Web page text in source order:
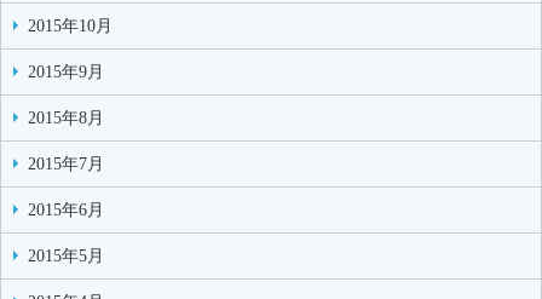
2015年10月
2015年9月
2015年8月
2015年7月
2015年6月
2015年5月